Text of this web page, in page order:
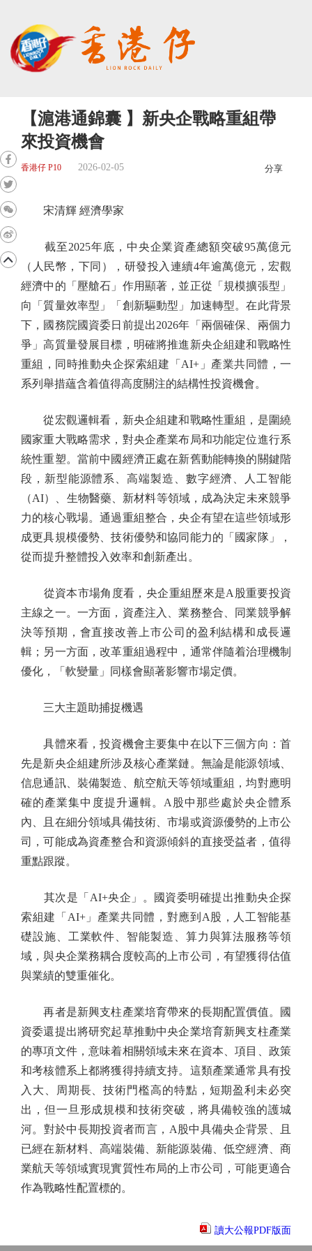
【滬港通錦囊 】新央企戰略重組帶
來投資機會
香港仔 P10 2026-02-05 分享
宋清輝 經濟學家
截至2025年底，中央企業資產總額突破95萬億元
（人民幣，下同），研發投入連續4年逾萬億元，宏觀
經濟中的「壓艙石」作用顯著，並正從「規模擴張型」
向「質量效率型」「創新驅動型」加速轉型。在此背景
下，國務院國資委日前提出2026年「兩個確保、兩個力
爭」高質量發展目標，明確將推進新央企組建和戰略性
重組，同時推動央企探索組建「AI+」產業共同體，一
系列舉措蘊含着值得高度關注的結構性投資機會。
從宏觀邏輯看，新央企組建和戰略性重組，是圍繞
國家重大戰略需求，對央企產業布局和功能定位進行系
統性重塑。當前中國經濟正處在新舊動能轉換的關鍵階
段，新型能源體系、高端製造、數字經濟、人工智能
（AI）、生物醫藥、新材料等領域，成為決定未來競爭
力的核心戰場。通過重組整合，央企有望在這些領域形
成更具規模優勢、技術優勢和協同能力的「國家隊」，
從而提升整體投入效率和創新產出。
從資本市場角度看，央企重組歷來是A股重要投資
主線之一。一方面，資產注入、業務整合、同業競爭解
決等預期，會直接改善上市公司的盈利結構和成長邏
輯；另一方面，改革重組過程中，通常伴隨着治理機制
優化，「軟變量」同樣會顯著影響市場定價。
三大主題助捕捉機遇
具體來看，投資機會主要集中在以下三個方向：首
先是新央企組建所涉及核心產業鏈。無論是能源領域、
信息通訊、裝備製造、航空航天等領域重組，均對應明
確的產業集中度提升邏輯。A股中那些處於央企體系
內、且在細分領域具備技術、市場或資源優勢的上市公
司，可能成為資產整合和資源傾斜的直接受益者，值得
重點跟蹤。
其次是「AI+央企」。國資委明確提出推動央企探
索組建「AI+」產業共同體，對應到A股，人工智能基
礎設施、工業軟件、智能製造、算力與算法服務等領
域，與央企業務耦合度較高的上市公司，有望獲得估值
與業績的雙重催化。
再者是新興支柱產業培育帶來的長期配置價值。國
資委還提出將研究起草推動中央企業培育新興支柱產業
的專項文件，意味着相關領域未來在資本、項目、政策
和考核體系上都將獲得持續支持。這類產業通常具有投
入大、周期長、技術門檻高的特點，短期盈利未必突
出，但一旦形成規模和技術突破，將具備較強的護城
河。對於中長期投資者而言，A股中具備央企背景、且
已經在新材料、高端裝備、新能源裝備、低空經濟、商
業航天等領域實現實質性布局的上市公司，可能更適合
作為戰略性配置標的。
讀大公報PDF版面